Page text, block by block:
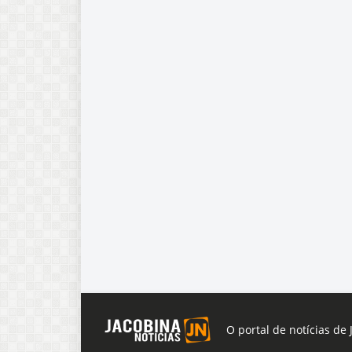
O portal de notícias de